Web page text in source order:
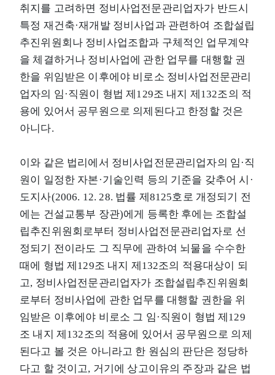
취지를 고려하면 정비사업전문관리업자가 반드시
특정 재건축·재개발 정비사업과 관련하여 조합설립
추진위원회나 정비사업조합과 구체적인 업무계약
을 체결하거나 정비사업에 관한 업무를 대행할 권
한을 위임받은 이후에야 비로소 정비사업전문관리
업자의 임·직원이 형법 제129조 내지 제132조의 적
용에 있어서 공무원으로 의제된다고 한정할 것은
아니다.
이와 같은 법리에서 정비사업전문관리업자의 임·직
원이 일정한 자본·기술인력 등의 기준을 갖추어 시·
도지사(2006. 12. 28. 법률 제8125호로 개정되기 전
에는 건설교통부 장관)에게 등록한 후에는 조합설
립추진위원회로부터 정비사업전문관리업자로 선
정되기 전이라도 그 직무에 관하여 뇌물을 수수한
때에 형법 제129조 내지 제132조의 적용대상이 되
고, 정비사업전문관리업자가 조합설립추진위원회
로부터 정비사업에 관한 업무를 대행할 권한을 위
임받은 이후에야 비로소 그 임·직원이 형법 제129
조 내지 제132조의 적용에 있어서 공무원으로 의제
된다고 볼 것은 아니라고 한 원심의 판단은 정당하
다고 할 것이고, 거기에 상고이유의 주장과 같은 법